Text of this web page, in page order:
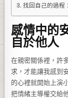
找回自己的過程
感情中的
自於他人
在親密關係裡，許
求，才能讓我感到
的心裡就開始上演
把情緒主導權交給